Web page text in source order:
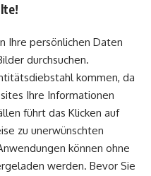
Ihre persönlichen Daten
durchsuchen.
kommen, da
Ihre Informationen
führt das Klicken auf
zu unerwünschten
können ohne
werden. Bevor Sie